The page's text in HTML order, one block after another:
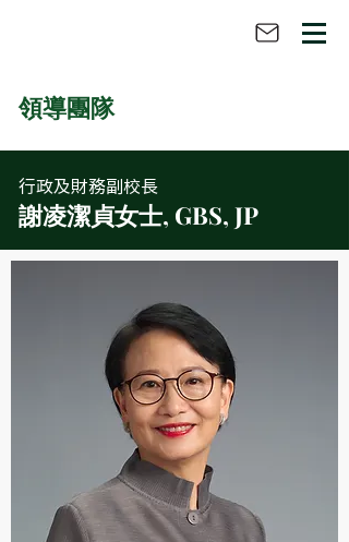
領導團隊
行政及財務副校長
謝凌潔貞女士, GBS, JP